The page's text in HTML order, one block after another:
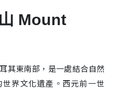
Mount
其東南部，是一處結合自然
界文化遺產。西元前一世